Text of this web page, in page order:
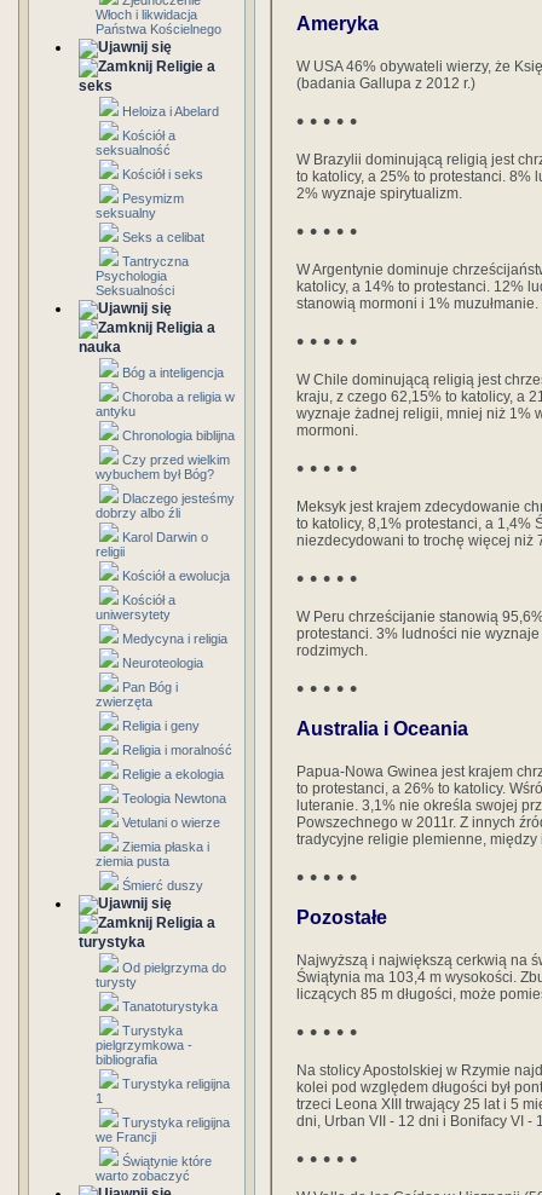
Włoch i likwidacja
Państwa Kościelnego
Religie a
seks
Heloiza i Abelard
Kościół a
seksualność
Kościół i seks
Pesymizm
seksualny
Seks a celibat
Tantryczna
Psychologia
Seksualności
Religia a
nauka
Bóg a inteligencja
Choroba a religia w
antyku
Chronologia biblijna
Czy przed wielkim
wybuchem był Bóg?
Dlaczego jesteśmy
dobrzy albo źli
Karol Darwin o
religii
Kościół a ewolucja
Kościół a
uniwersytety
Medycyna i religia
Neuroteologia
Pan Bóg i
zwierzęta
Religia i geny
Religia i moralność
Religie a ekologia
Teologia Newtona
Vetulani o wierze
Ziemia płaska i
ziemia pusta
Śmierć duszy
Religia a
turystyka
Od pielgrzyma do
turysty
Tanatoturystyka
Turystyka
pielgrzymkowa -
bibliografia
Turystyka religijna
1
Turystyka religijna
we Francji
Świątynie które
warto zobaczyć
Ameryka
W USA 46% obywateli wierzy, że
(badania Gallupa z 2012 r.)
• • • • •
W Brazylii dominującą religią jest
to katolicy, a 25% to protestanci.
2% wyznaje spirytualizm.
• • • • •
W Argentynie dominuje
katolicy, a 14% to protestanci. 12%
stanowią mormoni i 1% muzułmanie.
• • • • •
W Chile dominującą religią jest
kraju, z czego 62,15% to katolicy, a
wyznaje żadnej religii, mniej niż 1%
mormoni.
• • • • •
Meksyk jest krajem zdecydowanie
to katolicy, 8,1% protestanci, a 1,4%
niezdecydowani to trochę więcej niż
• • • • •
W Peru chrześcijanie stanowią
protestanci. 3% ludności nie
rodzimych.
• • • • •
Australia i Oceania
Papua-Nowa Gwinea jest krajem
to protestanci, a 26% to katolicy.
luteranie. 3,1% nie określa swojej
Powszechnego w 2011r. Z innych
tradycyjne religie plemienne,
• • • • •
Pozostałe
Najwyższą i największą cerkwią na
Świątynia ma 103,4 m wysokości.
liczących 85 m długości, może
• • • • •
Na stolicy Apostolskiej w Rzymie
kolei pod względem długości był
trzeci Leona XIII trwający 25 lat i 5
dni, Urban VII - 12 dni i Bonifacy VI -
• • • • •